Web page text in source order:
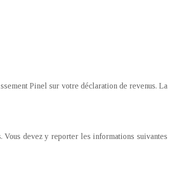
Pinel sur votre déclaration de revenus. La
devez y reporter les informations suivantes